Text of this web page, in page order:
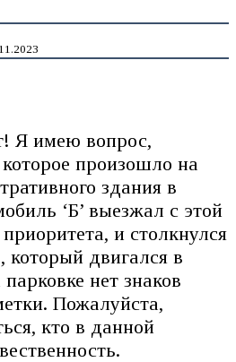
Я имею вопрос,
произошло на
здания в
‘Б’ выезжал с этой
и столкнулся
который двигался в
нет знаков
Пожалуйста,
кто в данной